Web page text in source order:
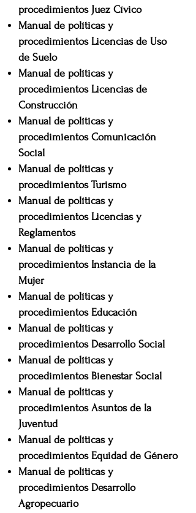
procedimientosJuez Cívico
Manual de políticas y
procedimientosLicencias de Uso
de Suelo
Manual de políticas y
procedimientos Licencias de
Construcción
Manual de políticas y
procedimientosComunicación
Social
Manual de políticas y
procedimientosTurismo
Manual de políticas y
procedimientosLicencias y
Reglamentos
Manual de políticas y
procedimientosInstancia de la
Mujer
Manual de políticas y
procedimientosEducación
Manual de políticas y
procedimientosDesarrollo Social
Manual de políticas y
procedimientosBienestar Social
Manual de políticas y
procedimientosAsuntos de la
Juventud
Manual de políticas y
procedimientosEquidad de Género
Manual de políticas y
procedimientosDesarrollo
Agropecuario